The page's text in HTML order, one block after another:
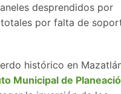
desprendidos por
por falta de
histórico en
Municipal de